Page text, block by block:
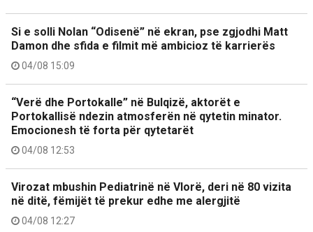
Si e solli Nolan “Odisenë” në ekran, pse zgjodhi Matt
Damon dhe sfida e filmit më ambicioz të karrierës
04/08 15:09
“Verë dhe Portokalle” në Bulqizë, aktorët e
Portokallisë ndezin atmosferën në qytetin minator.
Emocionesh të forta për qytetarët
04/08 12:53
Virozat mbushin Pediatrinë në Vlorë, deri në 80 vizita
në ditë, fëmijët të prekur edhe me alergjitë
04/08 12:27